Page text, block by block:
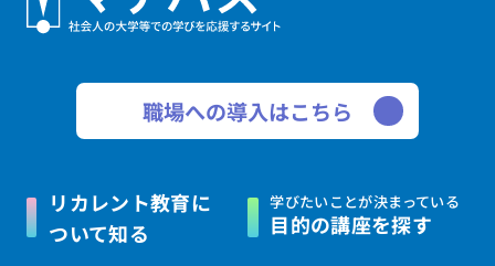
職場への導入はこちら
リカレント教育に
ついて知る
学びたいことが決まっている
目的の講座を探す